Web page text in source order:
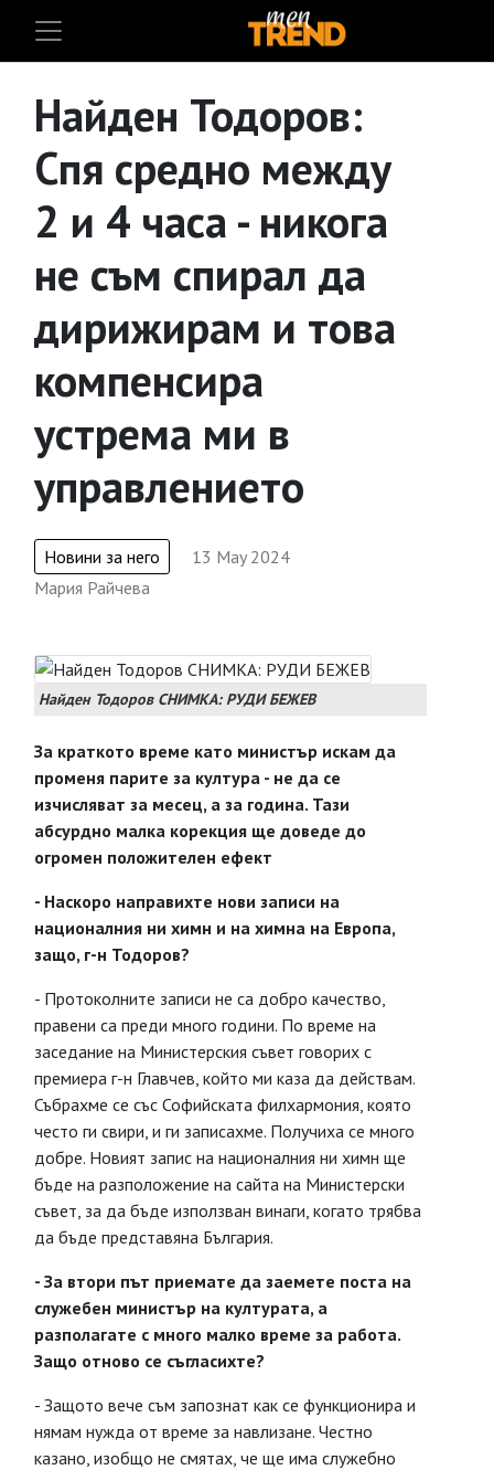
Найден Тодоров:
Спя средно между
2 и 4 часа - никога
не съм спирал да
дирижирам и това
компенсира
устрема ми в
управлението
Новини за него
13 May 2024
Мария Райчева
Найден Тодоров СНИМКА: РУДИ БЕЖЕВ
За краткото време като министър искам да
променя парите за култура - не да се
изчисляват за месец, а за година. Тази
абсурдно малка корекция ще доведе до
огромен положителен ефект
- Наскоро направихте нови записи на
националния ни химн и на химна на Европа,
защо, г-н Тодоров?
- Протоколните записи не са добро качество,
правени са преди много години. По време на
заседание на Министерския съвет говорих с
премиера г-н Главчев, който ми каза да действам.
Събрахме се със Софийската филхармония, която
често ги свири, и ги записахме. Получиха се много
добре. Новият запис на националния ни химн ще
бъде на разположение на сайта на Министерски
съвет, за да бъде използван винаги, когато трябва
да бъде представяна България.
- За втори път приемате да заемете поста на
служебен министър на културата, а
разполагате с много малко време за работа.
Защо отново се съгласихте?
- Защото вече съм запознат как се функционира и
нямам нужда от време за навлизане. Честно
казано, изобщо не смятах, че ще има служебно